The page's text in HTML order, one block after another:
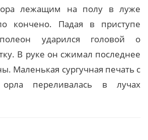
лежащим на полу в луже
кончено. Падая в приступе
ударился головой о
В руке он сжимал последнее
Маленькая сургучная печать с
переливалась в лучах